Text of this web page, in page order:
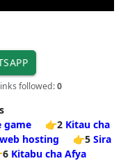
followed:0
game 👉2 Kitau cha
web hosting 👉5 Sira
Kitabu cha Afya